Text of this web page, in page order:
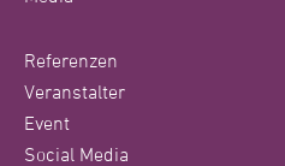
Referenzen
Veranstalter
Event
Social Media